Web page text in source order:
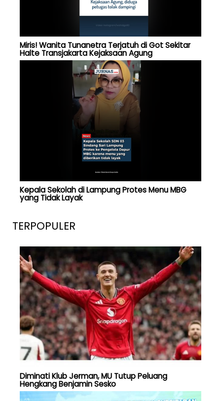
Miris! Wanita Tunanetra Terjatuh di Got Sekitar
Halte Transjakarta Kejaksaan Agung
Kepala Sekolah di Lampung Protes Menu MBG
yang Tidak Layak
TERPOPULER
Diminati Klub Jerman, MU Tutup Peluang
Hengkang Benjamin Sesko